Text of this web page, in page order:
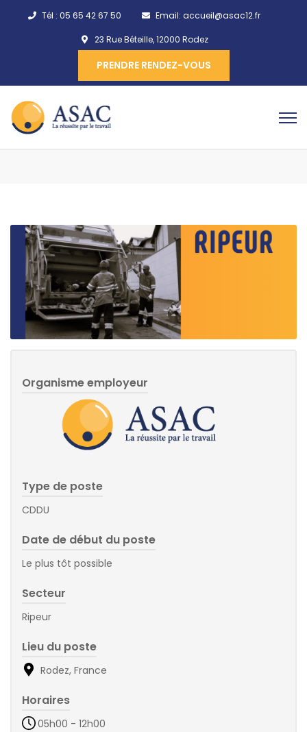
Tél : 05 65 42 67 50 Email: accueil@asac12.fr
23 Rue Béteille, 12000 Rodez
PRENDRE RENDEZ-VOUS
Organisme employeur
Type de poste
CDDU
Date de début du poste
Le plus tôt possible
Secteur
Ripeur
Lieu du poste
Rodez, France
Horaires
05h00 - 12h00